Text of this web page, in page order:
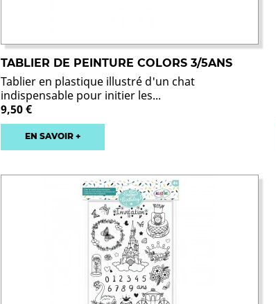
TABLIER DE PEINTURE COLORS 3/5ANS
Tablier en plastique illustré d'un chat
indispensable pour initier les...
9,50 €
EN SAVOIR +